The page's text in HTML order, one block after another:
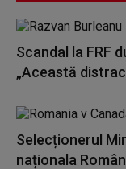
Scandal la FRF
„Această
Selecționerul
naționala